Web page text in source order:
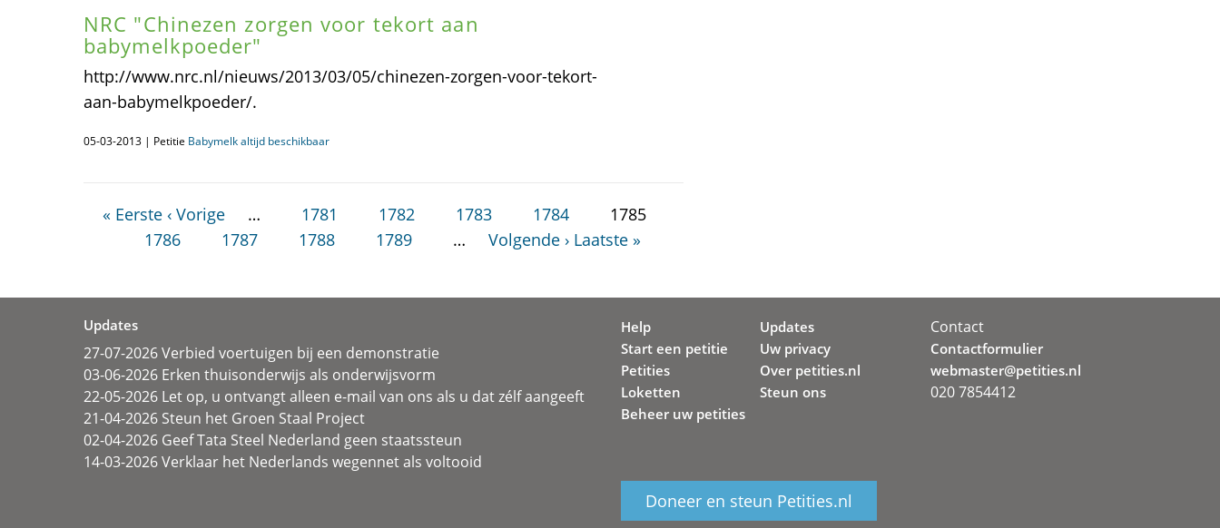
NRC "Chinezen zorgen voor tekort aan
babymelkpoeder"
http://www.nrc.nl/nieuws/2013/03/05/chinezen-zorgen-voor-tekort-
aan-babymelkpoeder/.
05-03-2013 | Petitie Babymelk altijd beschikbaar
« Eerste ‹ Vorige … 1781 1782 1783 1784
1785
1786
1787 1788 1789 … Volgende › Laatste »
Updates
27-07-2026 Verbied voertuigen bij een demonstratie
03-06-2026 Erken thuisonderwijs als onderwijsvorm
22-05-2026 Let op, u ontvangt alleen e-mail van ons als u dat zélf aangeeft
21-04-2026 Steun het Groen Staal Project
02-04-2026 Geef Tata Steel Nederland geen staatssteun
14-03-2026 Verklaar het Nederlands wegennet als voltooid
Help
Start een petitie
Petities
Loketten
Beheer uw petities
Updates
Uw privacy
Over petities.nl
Steun ons
Doneer en steun Petities.nl
Contact
Contactformulier
webmaster@petities.nl
020 7854412